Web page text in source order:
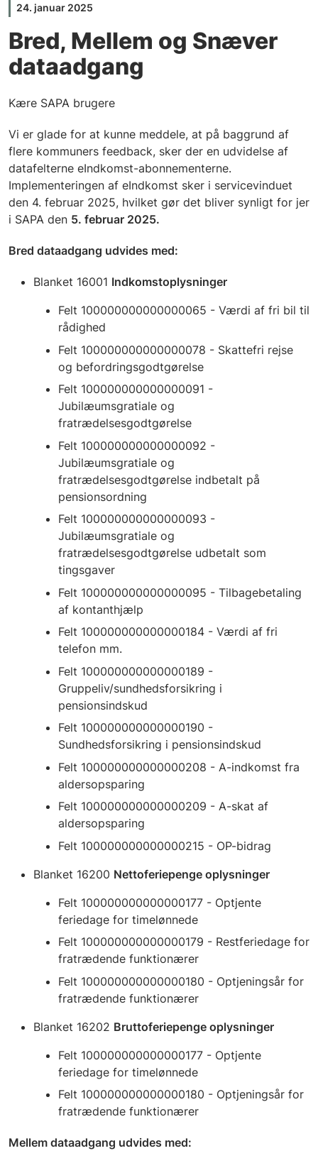
24. januar 2025
Bred, Mellem og Snæver
dataadgang
Kære SAPA brugere
Vi er glade for at kunne meddele, at på baggrund af
flere kommuners feedback, sker der en udvidelse af
datafelterne eIndkomst-abonnementerne.
Implementeringen af eIndkomst sker i servicevinduet
den 4. februar 2025, hvilket gør det bliver synligt for jer
i SAPA den 5. februar 2025.
Bred dataadgang udvides med:
Blanket 16001 Indkomstoplysninger
Felt 100000000000000065 - Værdi af fri bil til
rådighed
Felt 100000000000000078 - Skattefri rejse
og befordringsgodtgørelse
Felt 100000000000000091 -
Jubilæumsgratiale og
fratrædelsesgodtgørelse
Felt 100000000000000092 -
Jubilæumsgratiale og
fratrædelsesgodtgørelse indbetalt på
pensionsordning
Felt 100000000000000093 -
Jubilæumsgratiale og
fratrædelsesgodtgørelse udbetalt som
tingsgaver
Felt 100000000000000095 - Tilbagebetaling
af kontanthjælp
Felt 100000000000000184 - Værdi af fri
telefon mm.
Felt 100000000000000189 -
Gruppeliv/sundhedsforsikring i
pensionsindskud
Felt 100000000000000190 -
Sundhedsforsikring i pensionsindskud
Felt 100000000000000208 - A-indkomst fra
aldersopsparing
Felt 100000000000000209 - A-skat af
aldersopsparing
Felt 100000000000000215 - OP-bidrag
Blanket 16200 Nettoferiepenge oplysninger
Felt 100000000000000177 - Optjente
feriedage for timelønnede
Felt 100000000000000179 - Restferiedage for
fratrædende funktionærer
Felt 100000000000000180 - Optjeningsår for
fratrædende funktionærer
Blanket 16202 Bruttoferiepenge oplysninger
Felt 100000000000000177 - Optjente
feriedage for timelønnede
Felt 100000000000000180 - Optjeningsår for
fratrædende funktionærer
Mellem dataadgang udvides med: